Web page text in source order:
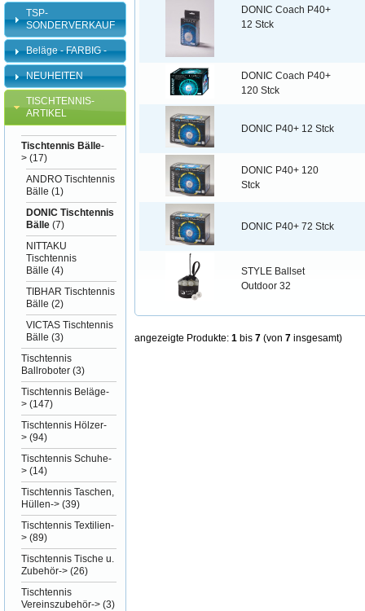
DONIC Coach P40+
12 Stck
DONIC Coach P40+
120 Stck
DONIC P40+ 12 Stck
DONIC P40+ 120
Stck
DONIC P40+ 72 Stck
STYLE Ballset
Outdoor 32
angezeigte Produkte: 1 bis 7 (von 7 insgesamt)
TSP-
SONDERVERKAUF
Beläge - FARBIG -
NEUHEITEN
TISCHTENNIS-
ARTIKEL
Tischtennis Bälle-
> (17)
ANDRO Tischtennis
Bälle (1)
DONIC Tischtennis
Bälle (7)
NITTAKU
Tischtennis
Bälle (4)
TIBHAR Tischtennis
Bälle (2)
VICTAS Tischtennis
Bälle (3)
Tischtennis
Ballroboter (3)
Tischtennis Beläge-
> (147)
Tischtennis Hölzer-
> (94)
Tischtennis Schuhe-
> (14)
Tischtennis Taschen,
Hüllen-> (39)
Tischtennis Textilien-
> (89)
Tischtennis Tische u.
Zubehör-> (26)
Tischtennis
Vereinszubehör-> (3)